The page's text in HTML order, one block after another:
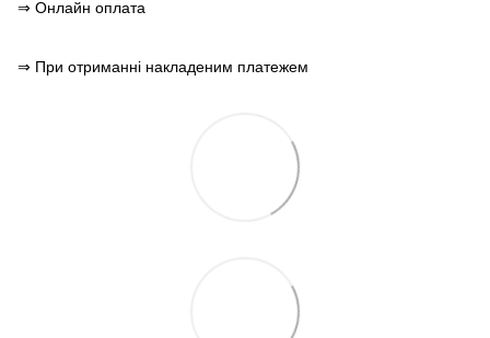
⇒ Онлайн оплата
⇒ При отриманні накладеним платежем